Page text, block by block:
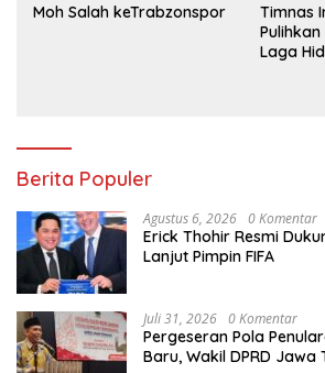
Moh Salah keTrabzonspor
Timnas
Laga
Berita Populer
Agustus 6, 2026 0 Komentar
Erick Thohir Resmi
Lanjut Pimpin FIFA
Juli 31, 2026 0 Komentar
Pergeseran Pola
Baru, Wakil DPRD Jawa